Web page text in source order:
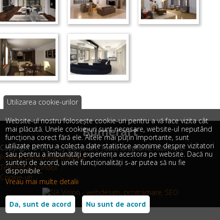
Utilizarea cookie-urilor
Website-ul nostru folosește cookie-uri pentru a vă face vizita cât
mai plăcută. Unele cookie-uri sunt necesare, website-ul neputând
funcționa corect fără ele. Altele mai puțin importante, sunt
utilizate pentru a colecta date statistice anonime despre vizitatori
sau pentru a îmbunătăți experiența acestora pe website. Dacă nu
sunteți de acord, unele funcționalități s-ar putea să nu fie
disponibile.
Vreau mai multe detalii
Da, sunt de acord Nu sunt de acord
Bumerart
Copyright © 2015 by Bumerart. Toate drepturile rezervate.
Politica de confidențialitate
Termeni și condiții
Cookie-uri